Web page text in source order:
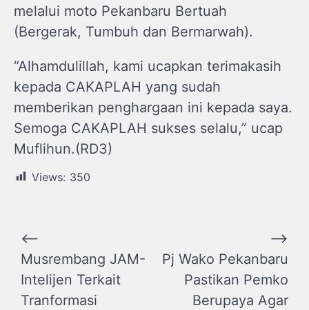
melalui moto Pekanbaru Bertuah
(Bergerak, Tumbuh dan Bermarwah).
“Alhamdulillah, kami ucapkan terimakasih
kepada CAKAPLAH yang sudah
memberikan penghargaan ini kepada saya.
Semoga CAKAPLAH sukses selalu,” ucap
Muflihun.(RD3)
Views: 350
Navigasi
pos
⟵
Musrembang JAM-
Intelijen Terkait
Tranformasi
Pj Wako Pekanbaru
Pastikan Pemko
Berupaya Agar
⟶